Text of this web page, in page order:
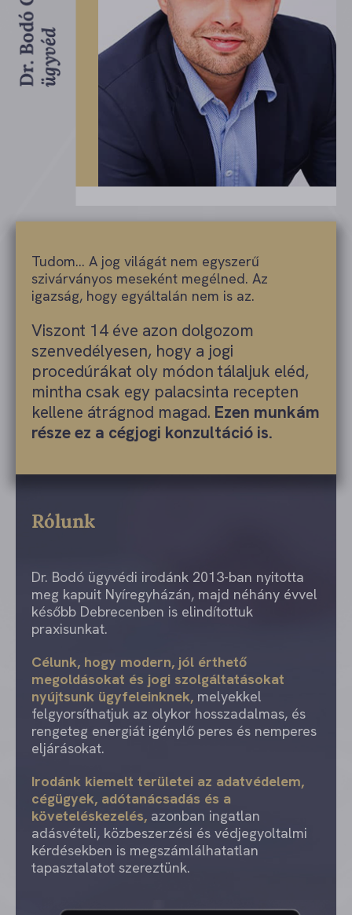
Tudom… A jog világát nem egyszerű
szivárványos meseként megélned. Az
igazság, hogy egyáltalán nem is az.
Viszont 14 éve azon dolgozom
szenvedélyesen, hogy a jogi
procedúrákat oly módon tálaljuk eléd,
mintha csak egy palacsinta recepten
kellene átrágnod magad. Ezen munkám
része ez a cégjogi konzultáció is.
Rólunk
Dr. Bodó ügyvédi irodánk 2013-ban nyitotta
meg kapuit Nyíregyházán, majd néhány évvel
később Debrecenben is elindítottuk
praxisunkat.
Célunk, hogy modern, jól érthető
megoldásokat és jogi szolgáltatásokat
nyújtsunk ügyfeleinknek, melyekkel
felgyorsíthatjuk az olykor hosszadalmas, és
rengeteg energiát igénylő peres és nemperes
eljárásokat.
Irodánk kiemelt területei az adatvédelem,
cégügyek, adótanácsadás és a
követeléskezelés,azonban ingatlan
adásvételi, közbeszerzési és védjegyoltalmi
kérdésekben is megszámlálhatatlan
tapasztalatot szereztünk.